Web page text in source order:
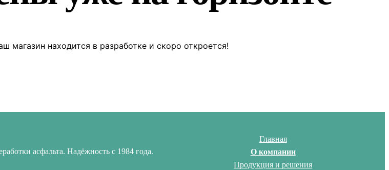
магазин находится в разработке и скоро откроется!
асфальта. Надёжность с 1984 года.
Главная
О компании
Продукция и решения